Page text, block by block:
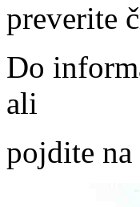
preverite
Do
ali
pojdite na